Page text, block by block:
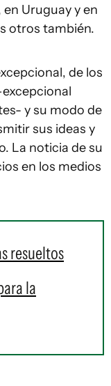
Uruguay y en
otros también.
de los
y su modo de
sus ideas y
La noticia de su
en los medios
resueltos
la